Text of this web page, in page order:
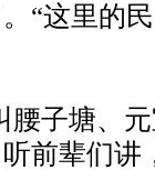
“这里的
子塘、元
前辈们